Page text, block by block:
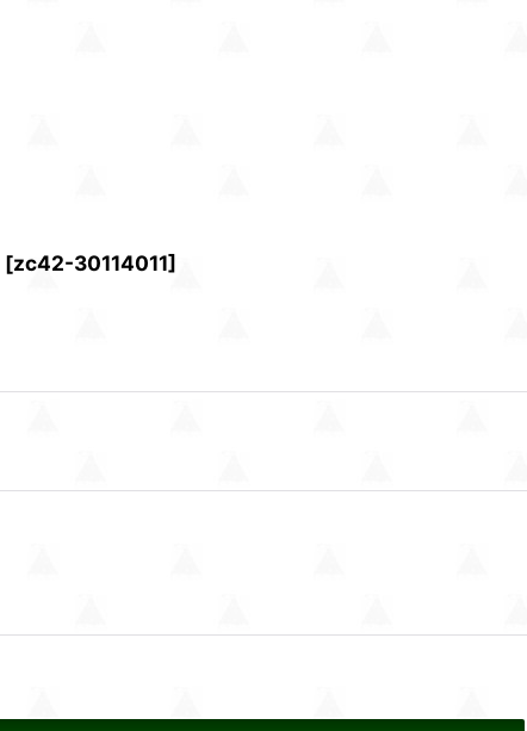
[zc42-30114011]